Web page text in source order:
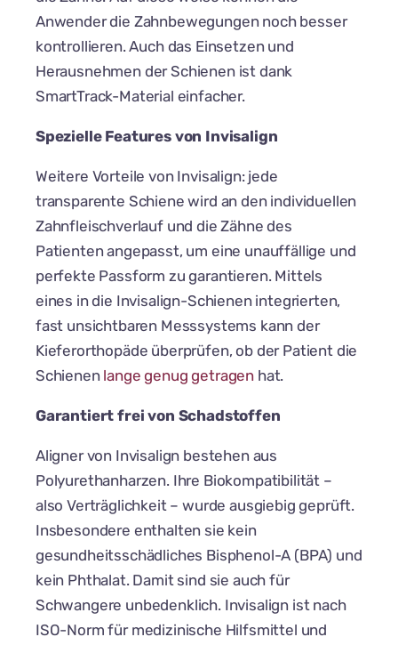
Anwender die Zahnbewegungen noch besser
kontrollieren. Auch das Einsetzen und
Herausnehmen der Schienen ist dank
SmartTrack-Material einfacher.
Spezielle Features von Invisalign
Weitere Vorteile von Invisalign: jede
transparente Schiene wird an den individuellen
Zahnfleischverlauf und die Zähne des
Patienten angepasst, um eine unauffällige und
perfekte Passform zu garantieren. Mittels
eines in die Invisalign-Schienen integrierten,
fast unsichtbaren Messsystems kann der
Kieferorthopäde überprüfen, ob der Patient die
Schienen lange genug getragen hat.
Garantiert frei von Schadstoffen
Aligner von Invisalign bestehen aus
Polyurethanharzen. Ihre Biokompatibilität –
also Verträglichkeit – wurde ausgiebig geprüft.
Insbesondere enthalten sie kein
gesundheitsschädliches Bisphenol-A (BPA) und
kein Phthalat. Damit sind sie auch für
Schwangere unbedenklich. Invisalign ist nach
ISO-Norm für medizinische Hilfsmittel und